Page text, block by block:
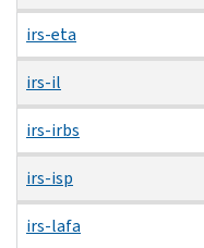
irs-eta
irs-il
irs-irbs
irs-isp
irs-lafa